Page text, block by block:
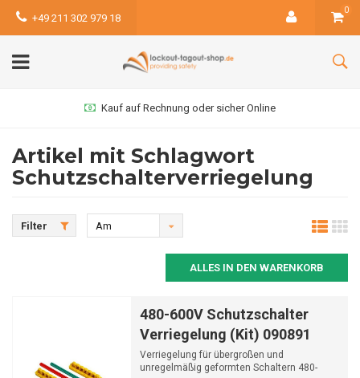
+49 211 302 979 18
0
Kauf auf Rechnung oder sicher Online
Artikel mit Schlagwort
Schutzschalterverriegelung
Filter
Am
ALLES IN DEN WARENKORB
480-600V Schutzschalter
Verriegelung (Kit) 090891
Verriegelung für übergroßen und
unregelmäßig geformten Schaltern 480-